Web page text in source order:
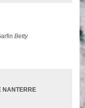
Betty
NANTERRE